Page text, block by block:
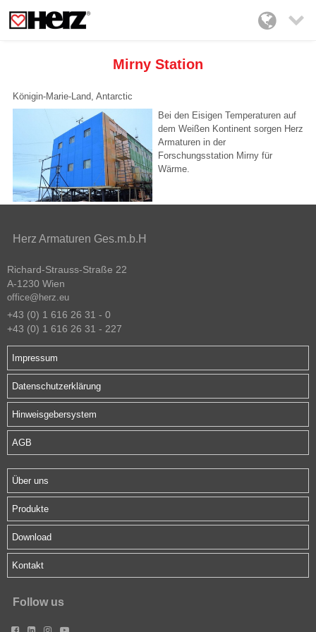

Mirny Station
Königin-Marie-Land, Antarctic
Bei den Eisigen Temperaturen auf
dem Weißen Kontinent sorgen Herz
Armaturen in der
Forschungsstation Mirny für
Wärme.
Herz Armaturen Ges.m.b.H
Richard-Strauss-Straße 22
A-1230 Wien
office@herz.eu
+43 (0) 1 616 26 31 - 0
+43 (0) 1 616 26 31 - 227
Impressum
Datenschutzerklärung
Hinweisgebersystem
AGB
Über uns
Produkte
Download
Kontakt
Follow us